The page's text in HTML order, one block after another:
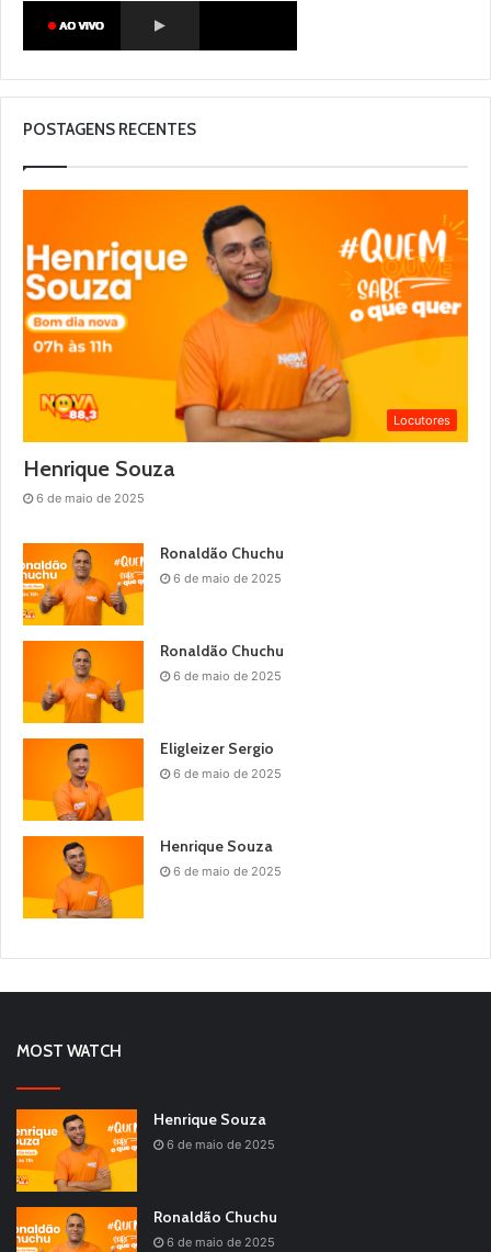
POSTAGENS RECENTES
Locutores
Henrique Souza
6 de maio de 2025
Ronaldão Chuchu
6 de maio de 2025
Ronaldão Chuchu
6 de maio de 2025
Eligleizer Sergio
6 de maio de 2025
Henrique Souza
6 de maio de 2025
MOST WATCH
Henrique Souza
6 de maio de 2025
Ronaldão Chuchu
6 de maio de 2025